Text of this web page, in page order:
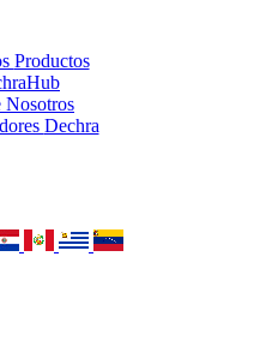
Productos
Hub
Nosotros
Dechra